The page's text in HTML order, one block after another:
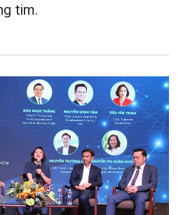
tim.